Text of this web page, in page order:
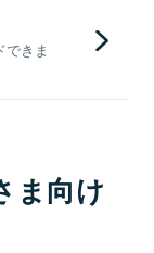
きま
ま向け